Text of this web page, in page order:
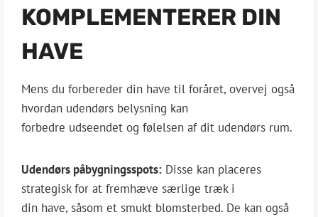
KOMPLEMENTERER DIN
HAVE
Mens du forbereder din have til foråret, overvej også
hvordan udendørs belysning kan
forbedre udseendet og følelsen af dit udendørs rum.
Udendørs påbygningsspots:Disse kan placeres
strategisk for at fremhæve særlige træk i
din have, såsom et smukt blomsterbed. De kan også